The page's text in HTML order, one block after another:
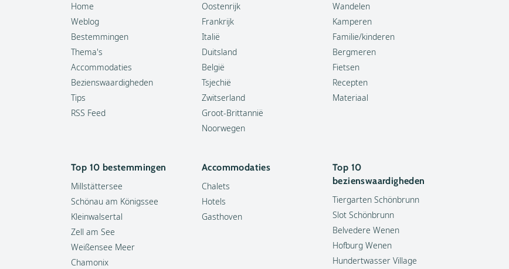
Home
Weblog
Bestemmingen
Thema's
Accommodaties
Bezienswaardigheden
Tips
RSS Feed
Oostenrijk
Frankrijk
Italië
Duitsland
België
Tsjechië
Zwitserland
Groot-Brittannië
Noorwegen
Wandelen
Kamperen
Familie/kinderen
Bergmeren
Fietsen
Recepten
Materiaal
Top 10 bestemmingen
Millstättersee
Schönau am Königssee
Kleinwalsertal
Zell am See
Weißensee Meer
Chamonix
Accommodaties
Chalets
Hotels
Gasthoven
Top 10
bezienswaardigheden
Tiergarten Schönbrunn
Slot Schönbrunn
Belvedere Wenen
Hofburg Wenen
Hundertwasser Village